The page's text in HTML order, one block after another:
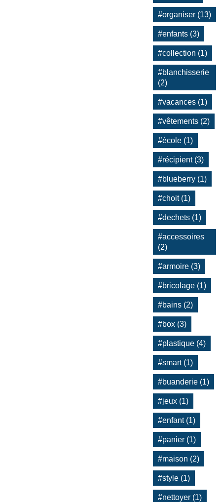
#organiser (13)
#enfants (3)
#collection (1)
#blanchisserie
(2)
#vacances (1)
#vêtements (2)
#école (1)
#récipient (3)
#blueberry (1)
#choit (1)
#dechets (1)
#accessoires
(2)
#armoire (3)
#bricolage (1)
#bains (2)
#box (3)
#plastique (4)
#smart (1)
#buanderie (1)
#jeux (1)
#enfant (1)
#panier (1)
#maison (2)
#style (1)
#nettoyer (1)